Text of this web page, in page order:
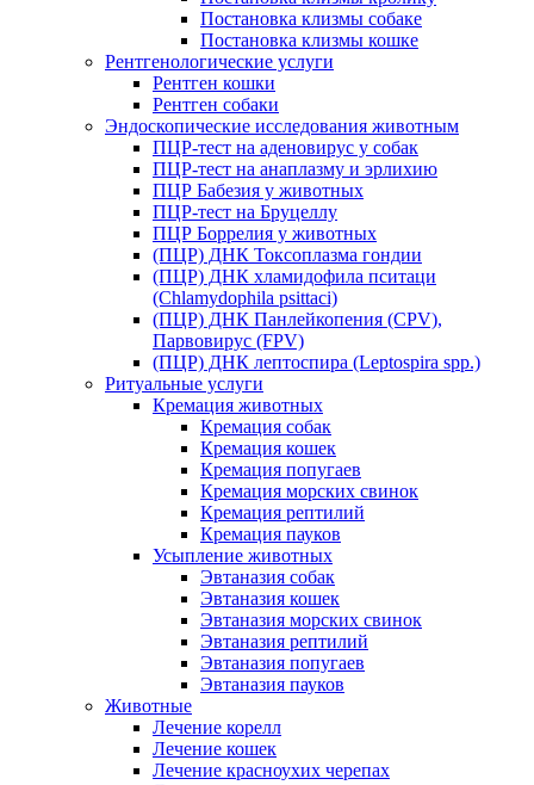
Постановка клизмы собаке
Постановка клизмы кошке
Рентгенологические услуги
Рентген кошки
Рентген собаки
Эндоскопические исследования животным
ПЦР-тест на аденовирус у собак
ПЦР-тест на анаплазму и эрлихию
ПЦР Бабезия у животных
ПЦР-тест на Бруцеллу
ПЦР Боррелия у животных
(ПЦР) ДНК Токсоплазма гондии
(ПЦР) ДНК хламидофила пситаци
(Chlamydophila psittaci)
(ПЦР) ДНК Панлейкопения (CPV),
Парвовирус (FPV)
(ПЦР) ДНК лептоспира (Leptospira spp.)
Ритуальные услуги
Кремация животных
Кремация собак
Кремация кошек
Кремация попугаев
Кремация морских свинок
Кремация рептилий
Кремация пауков
Усыпление животных
Эвтаназия собак
Эвтаназия кошек
Эвтаназия морских свинок
Эвтаназия рептилий
Эвтаназия попугаев
Эвтаназия пауков
Животные
Лечение корелл
Лечение кошек
Лечение красноухих черепах